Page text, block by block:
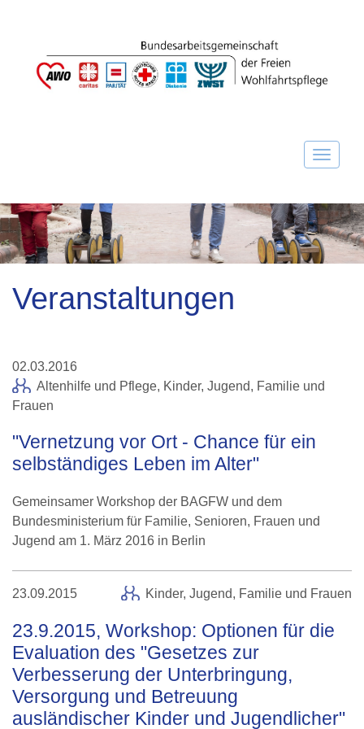
Veranstaltungen
02.03.2016
Altenhilfe und Pflege Kinder, Jugend, Familie und
Frauen
"Vernetzung vor Ort - Chance für ein
selbständiges Leben im Alter"
Gemeinsamer Workshop der BAGFW und dem
Bundesministerium für Familie, Senioren, Frauen und
Jugend am 1. März 2016 in Berlin
23.09.2015 Kinder, Jugend, Familie und Frauen
23.9.2015, Workshop: Optionen für die
Evaluation des "Gesetzes zur
Verbesserung der Unterbringung,
Versorgung und Betreuung
ausländischer Kinder und Jugendlicher"